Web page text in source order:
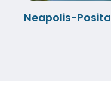
Neapolis-